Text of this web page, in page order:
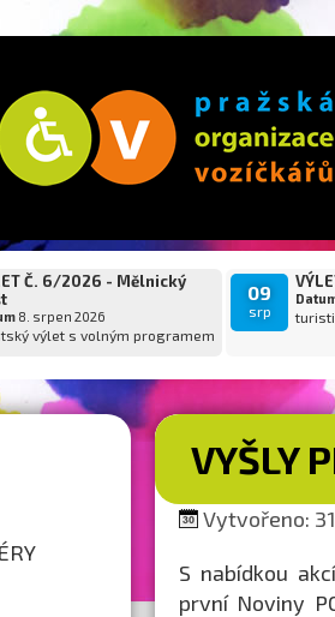
Č. 6/2026 - Mělnický
8. srpen 2026
výlet s volným programem
09
srp
VYŠLY
Vytvořeno:
S nabídkou
první Noviny